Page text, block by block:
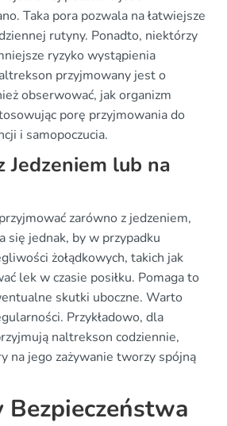
Taka pora pozwala na łatwiejsze
rutyny. Ponadto, niektórzy
ryzyko wystąpienia
przyjmowany jest o
obserwować, jak organizm
porę przyjmowania do
i samopoczucia.
Jedzeniem lub na
zarówno z jedzeniem,
się jednak, by w przypadku
żołądkowych, takich jak
lek w czasie posiłku. Pomaga to
skutki uboczne. Warto
Przykładowo, dla
naltrekson codziennie,
na jego zażywanie tworzy spójną